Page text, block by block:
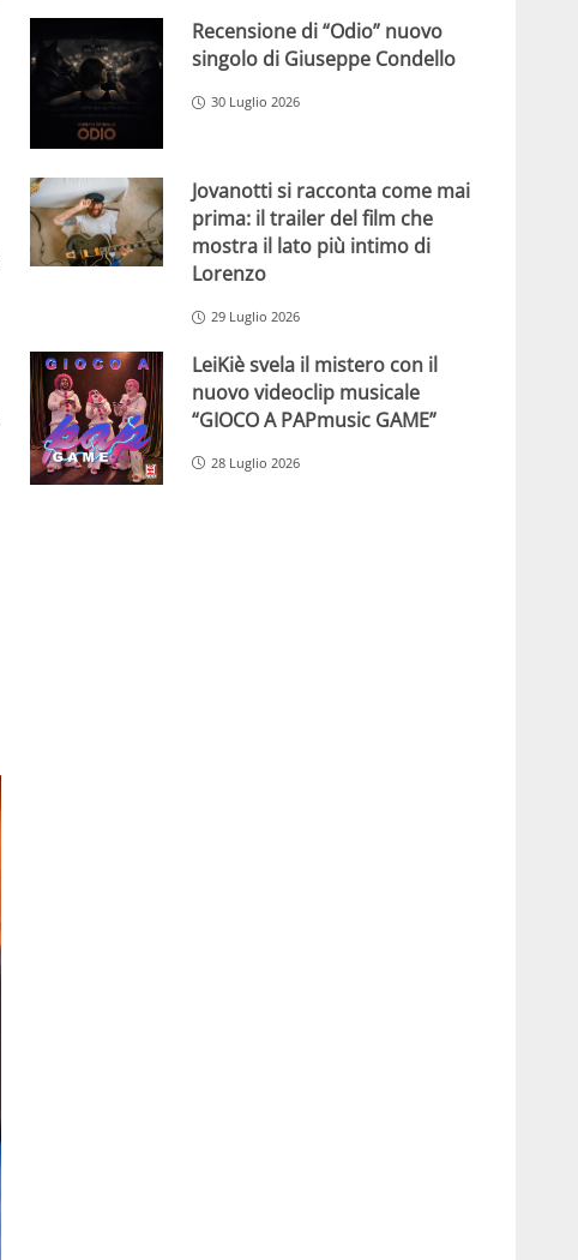
Recensione di “Odio” nuovo
singolo di Giuseppe Condello
30 Luglio 2026
Jovanotti si racconta come mai
prima: il trailer del film che
mostra il lato più intimo di
Lorenzo
29 Luglio 2026
LeiKiè svela il mistero con il
nuovo videoclip musicale
“GIOCO A PAPmusic GAME”
28 Luglio 2026